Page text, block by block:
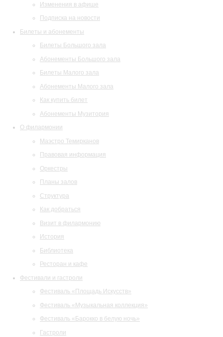
Изменения в афише
Подписка на новости
Билеты и абонементы
Билеты Большого зала
Абонементы Большого зала
Билеты Малого зала
Абонементы Малого зала
Как купить билет
Абонементы Музитория
О филармонии
Маэстро Темирканов
Правовая информация
Оркестры
Планы залов
Структура
Как добраться
Визит в филармонию
История
Библиотека
Ресторан и кафе
Фестивали и гастроли
Фестиваль «Площадь Искусств»
Фестиваль «Музыкальная коллекция»
Фестиваль «Барокко в белую ночь»
Гастроли